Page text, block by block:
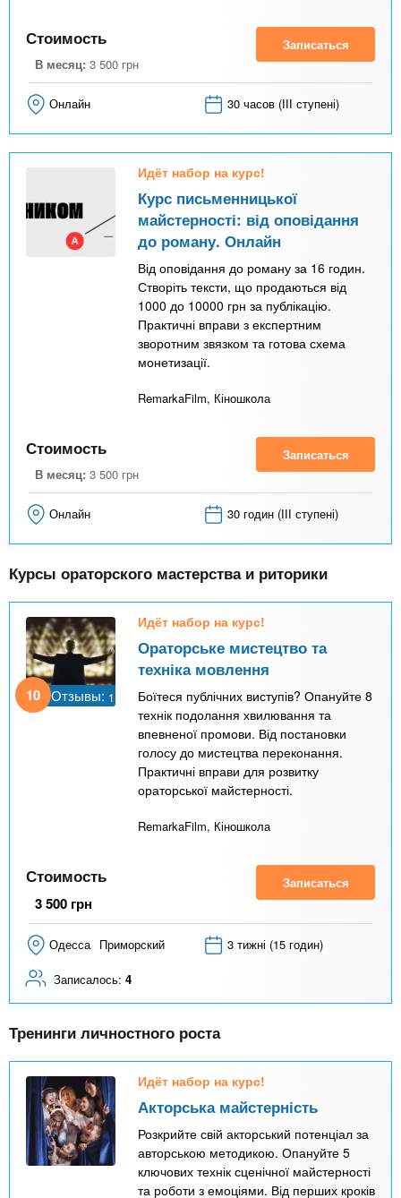
к
а
)
Стоимость
В месяц: 3 500 грн
Записаться
Онлайн 30 часов (ІІІ ступені)
Идёт набор на курс!
Курс письменницької
майстерності: від оповідання
до роману. Онлайн
Від оповідання до роману за 16 годин.
Створіть тексти, що продаються від
1000 до 10000 грн за публікацію.
Практичні вправи з експертним
зворотним звязком та готова схема
монетизації.
RemarkaFilm, Кіношкола
Стоимость
В месяц: 3 500 грн
Записаться
Онлайн 30 годин (ІІІ ступені)
Курсы ораторского мастерства и риторики
10 Отзывы: 1
Идёт набор на курс!
Ораторське мистецтво та
техніка мовлення
Боїтеся публічних виступів? Опануйте 8
технік подолання хвилювання та
впевненої промови. Від постановки
голосу до мистецтва переконання.
Практичні вправи для розвитку
ораторської майстерності.
RemarkaFilm, Кіношкола
Стоимость
3 500 грн
Записаться
Одесса Приморский 3 тижні (15 годин)
Записалось: 4
Тренинги личностного роста
Идёт набор на курс!
Акторська майстерність
Розкрийте свій акторський потенціал за
авторською методикою. Опануйте 5
ключових технік сценічної майстерності
та роботи з емоціями. Від перших кроків